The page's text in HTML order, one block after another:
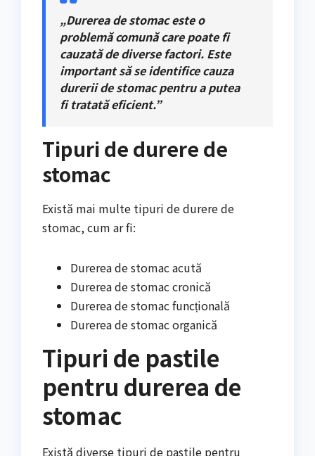
„Durerea de stomac este o
problemă comună care poate fi
cauzată de diverse factori. Este
important să se identifice cauza
durerii de stomac pentru a putea
fi tratată eficient.”
Tipuri de durere de
stomac
Există mai multe tipuri de durere de
stomac, cum ar fi:
Durerea de stomac acută
Durerea de stomac cronică
Durerea de stomac funcțională
Durerea de stomac organică
Tipuri de pastile
pentru durerea de
stomac
Există diverse tipuri de pastile pentru